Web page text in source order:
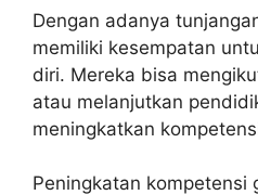
Dengan adanya
memiliki kesempatan
diri. Mereka bisa
atau melanjutkan
meningkatkan
Peningkatan kompetensi